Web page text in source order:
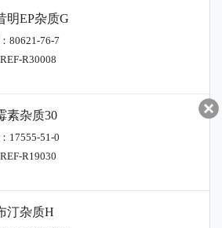
明EP杂质G
80621-76-7
R30008
素杂质30
17555-51-0
R19030
汀杂质H